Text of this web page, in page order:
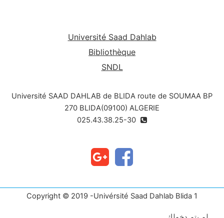
Université Saad Dahlab
Bibliothèque
SNDL
Université SAAD DAHLAB de BLIDA route de SOUMAA BP
270 BLIDA(09100) ALGERIE
Copyright © 2019 -Univérsité Saad Dahlab Blida 1